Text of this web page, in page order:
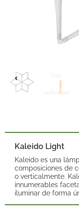
Kaleido Light
Kaleido es una
composiciones de
o verticalmente.
innumerables
iluminar de forma